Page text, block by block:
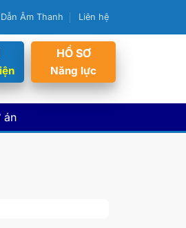
Âm Thanh Liên hệ
HỒ SƠ
Năng lực
án